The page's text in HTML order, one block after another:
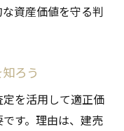
資産価値を守る判
ろう
を活用して適正価
す。理由は、建売